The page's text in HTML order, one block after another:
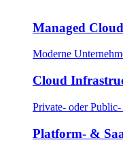
Managed
Moderne
Cloud
Private- oder
Platform- &